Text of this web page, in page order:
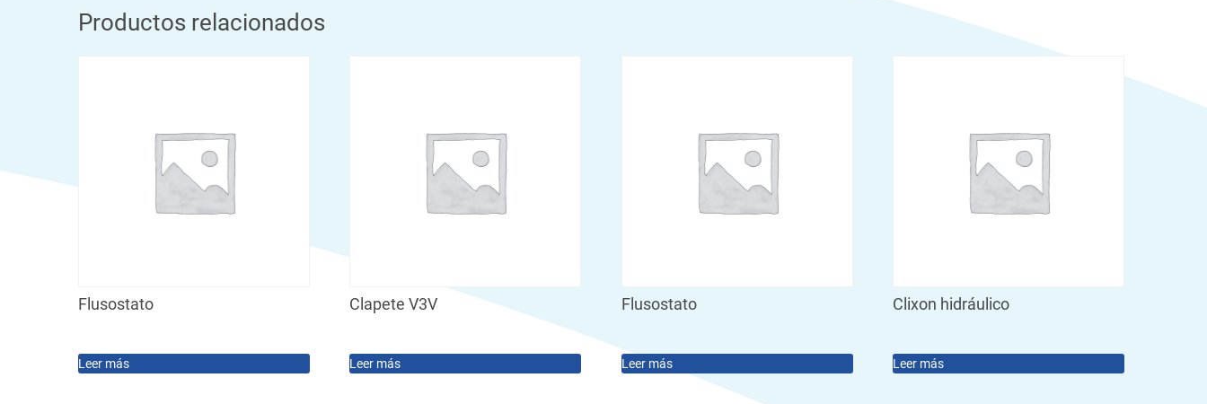
Productos relacionados
Flusostato
Leer más
Clapete V3V
Leer más
Flusostato
Leer más
Clixon hidráulico
Leer más